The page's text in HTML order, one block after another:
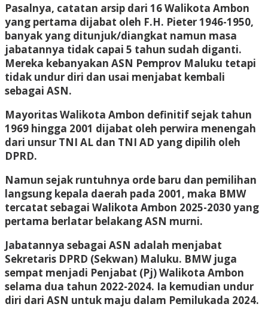
Pasalnya, catatan arsip dari 16 Walikota Ambon
yang pertama dijabat oleh F.H. Pieter 1946-1950,
banyak yang ditunjuk/diangkat namun masa
jabatannya tidak capai 5 tahun sudah diganti.
Mereka kebanyakan ASN Pemprov Maluku tetapi
tidak undur diri dan usai menjabat kembali
sebagai ASN.
Mayoritas Walikota Ambon definitif sejak tahun
1969 hingga 2001 dijabat oleh perwira menengah
dari unsur TNI AL dan TNI AD yang dipilih oleh
DPRD.
Namun sejak runtuhnya orde baru dan pemilihan
langsung kepala daerah pada 2001, maka BMW
tercatat sebagai Walikota Ambon 2025-2030 yang
pertama berlatar belakang ASN murni.
Jabatannya sebagai ASN adalah menjabat
Sekretaris DPRD (Sekwan) Maluku. BMW juga
sempat menjadi Penjabat (Pj) Walikota Ambon
selama dua tahun 2022-2024. Ia kemudian undur
diri dari ASN untuk maju dalam Pemilukada 2024.